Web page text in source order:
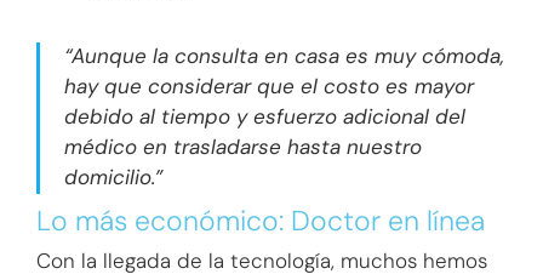
“Aunque la consulta en casa es muy cómoda,
hay que considerar que el costo es mayor
debido al tiempo y esfuerzo adicional del
médico en trasladarse hasta nuestro
domicilio.”
Lo más económico: Doctor en línea
Con la llegada de la tecnología, muchos hemos